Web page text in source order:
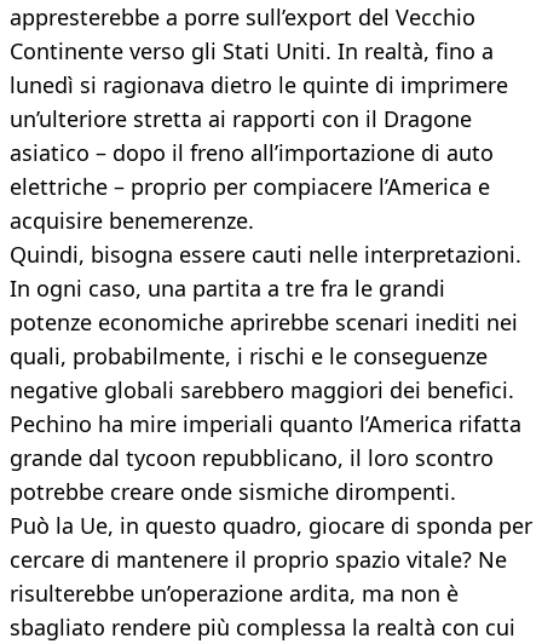
appresterebbe a porre sull’export del Vecchio
Continente verso gli Stati Uniti. In realtà, fino a
lunedì si ragionava dietro le quinte di imprimere
un’ulteriore stretta ai rapporti con il Dragone
asiatico – dopo il freno all’importazione di auto
elettriche – proprio per compiacere l’America e
acquisire benemerenze.
Quindi, bisogna essere cauti nelle interpretazioni.
In ogni caso, una partita a tre fra le grandi
potenze economiche aprirebbe scenari inediti nei
quali, probabilmente, i rischi e le conseguenze
negative globali sarebbero maggiori dei benefici.
Pechino ha mire imperiali quanto l’America rifatta
grande dal tycoon repubblicano, il loro scontro
potrebbe creare onde sismiche dirompenti.
Può la Ue, in questo quadro, giocare di sponda per
cercare di mantenere il proprio spazio vitale? Ne
risulterebbe un’operazione ardita, ma non è
sbagliato rendere più complessa la realtà con cui